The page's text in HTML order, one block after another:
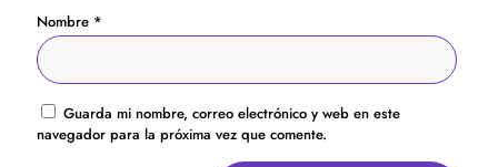
Nombre *
Guarda mi nombre, correo electrónico y web en este
navegador para la próxima vez que comente.